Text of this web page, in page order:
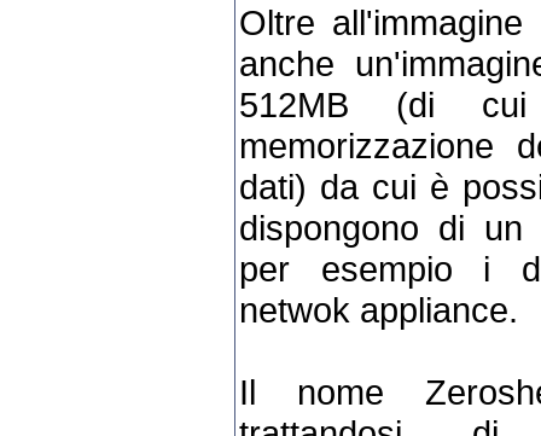
Oltre
anche
512MB (di cui
memorizzazione
dati) da cui è
dispongono di un
per esempio i
netwok appliance.
Il nome